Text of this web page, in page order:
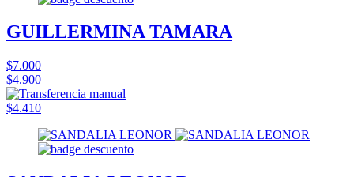
GUILLERMINA TAMARA
$7.000
$4.900
$4.410